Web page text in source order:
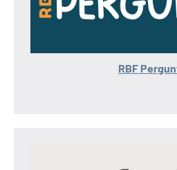
RBF